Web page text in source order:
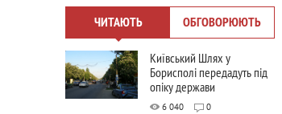
ЧИТАЮТЬ ОБГОВОРЮЮТЬ
Київський Шлях у
Борисполі передадуть під
опіку держави
6 040 0